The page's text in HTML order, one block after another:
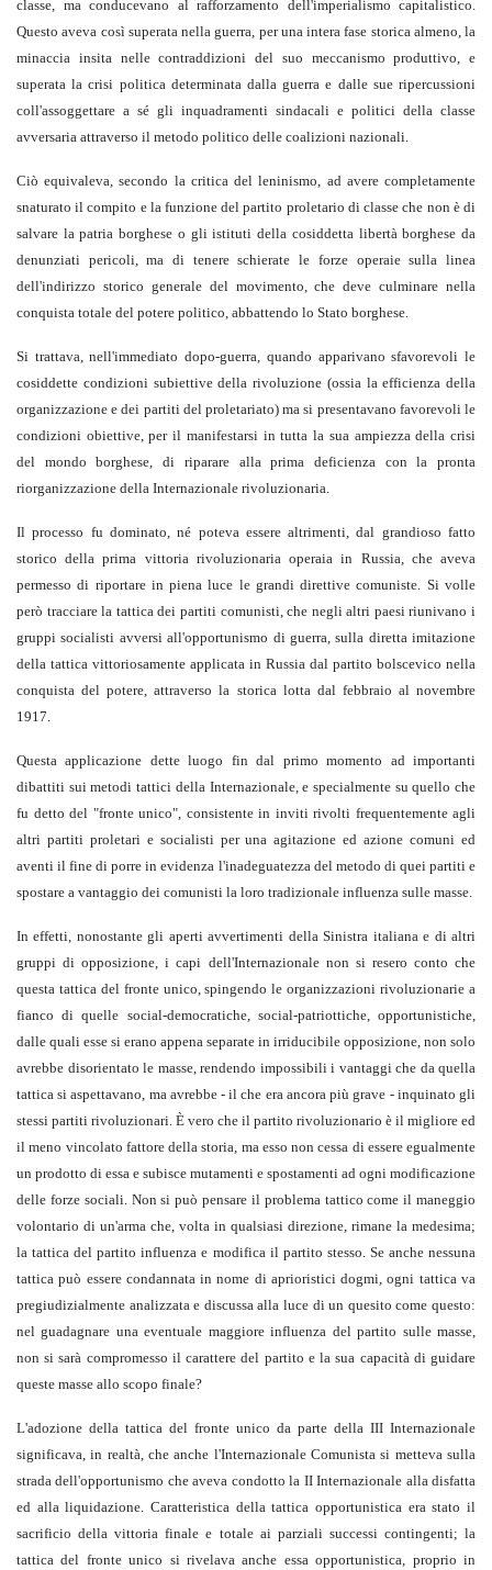
classe, ma conducevano al rafforzamento dell'imperialismo capitalistico.
Questo aveva così superata nella guerra, per una intera fase storica almeno, la
minaccia insita nelle contraddizioni del suo meccanismo produttivo, e
superata la crisi politica determinata dalla guerra e dalle sue ripercussioni
coll'assoggettare a sé gli inquadramenti sindacali e politici della classe
avversaria attraverso il metodo politico delle coalizioni nazionali.
Ciò equivaleva, secondo la critica del leninismo, ad avere completamente
snaturato il compito e la funzione del partito proletario di classe che non è di
salvare la patria borghese o gli istituti della cosiddetta libertà borghese da
denunziati pericoli, ma di tenere schierate le forze operaie sulla linea
dell'indirizzo storico generale del movimento, che deve culminare nella
conquista totale del potere politico, abbattendo lo Stato borghese.
Si trattava, nell'immediato dopo-guerra, quando apparivano sfavorevoli le
cosiddette condizioni subiettive della rivoluzione (ossia la efficienza della
organizzazione e dei partiti del proletariato) ma si presentavano favorevoli le
condizioni obiettive, per il manifestarsi in tutta la sua ampiezza della crisi
del mondo borghese, di riparare alla prima deficienza con la pronta
riorganizzazione della Internazionale rivoluzionaria.
Il processo fu dominato, né poteva essere altrimenti, dal grandioso fatto
storico della prima vittoria rivoluzionaria operaia in Russia, che aveva
permesso di riportare in piena luce le grandi direttive comuniste. Si volle
però tracciare la tattica dei partiti comunisti, che negli altri paesi riunivano i
gruppi socialisti avversi all'opportunismo di guerra, sulla diretta imitazione
della tattica vittoriosamente applicata in Russia dal partito bolscevico nella
conquista del potere, attraverso la storica lotta dal febbraio al novembre
1917.
Questa applicazione dette luogo fin dal primo momento ad importanti
dibattiti sui metodi tattici della Internazionale, e specialmente su quello che
fu detto del "fronte unico", consistente in inviti rivolti frequentemente agli
altri partiti proletari e socialisti per una agitazione ed azione comuni ed
aventi il fine di porre in evidenza l'inadeguatezza del metodo di quei partiti e
spostare a vantaggio dei comunisti la loro tradizionale influenza sulle masse.
In effetti, nonostante gli aperti avvertimenti della Sinistra italiana e di altri
gruppi di opposizione, i capi dell'Internazionale non si resero conto che
questa tattica del fronte unico, spingendo le organizzazioni rivoluzionarie a
fianco di quelle social-democratiche, social-patriottiche, opportunistiche,
dalle quali esse si erano appena separate in irriducibile opposizione, non solo
avrebbe disorientato le masse, rendendo impossibili i vantaggi che da quella
tattica si aspettavano, ma avrebbe - il che era ancora più grave - inquinato gli
stessi partiti rivoluzionari. È vero che il partito rivoluzionario è il migliore ed
il meno vincolato fattore della storia, ma esso non cessa di essere egualmente
un prodotto di essa e subisce mutamenti e spostamenti ad ogni modificazione
delle forze sociali. Non si può pensare il problema tattico come il maneggio
volontario di un'arma che, volta in qualsiasi direzione, rimane la medesima;
la tattica del partito influenza e modifica il partito stesso. Se anche nessuna
tattica può essere condannata in nome di aprioristici dogmi, ogni tattica va
pregiudizialmente analizzata e discussa alla luce di un quesito come questo:
nel guadagnare una eventuale maggiore influenza del partito sulle masse,
non si sarà compromesso il carattere del partito e la sua capacità di guidare
queste masse allo scopo finale?
L'adozione della tattica del fronte unico da parte della III Internazionale
significava, in realtà, che anche l'Internazionale Comunista si metteva sulla
strada dell'opportunismo che aveva condotto la II Internazionale alla disfatta
ed alla liquidazione. Caratteristica della tattica opportunistica era stato il
sacrificio della vittoria finale e totale ai parziali successi contingenti; la
tattica del fronte unico si rivelava anche essa opportunistica, proprio in